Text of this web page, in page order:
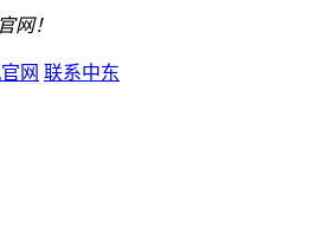
网！
网 联系中东